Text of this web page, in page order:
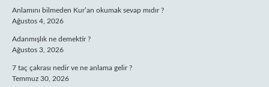
Anlamını bilmeden Kur’an okumak sevap mıdır ?
Ağustos 4, 2026
Adanmışlık ne demektir ?
Ağustos 3, 2026
7 taç çakrası nedir ve ne anlama gelir ?
Temmuz 30, 2026